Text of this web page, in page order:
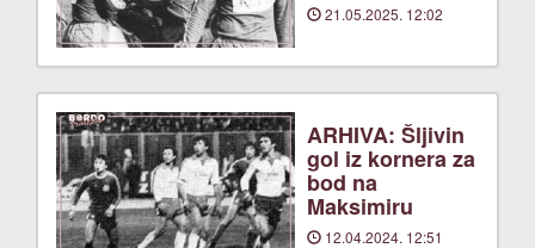
21.05.2025. 12:02
ARHIVA: Šljivin
gol iz kornera za
bod na
Maksimiru
12.04.2024. 12:51